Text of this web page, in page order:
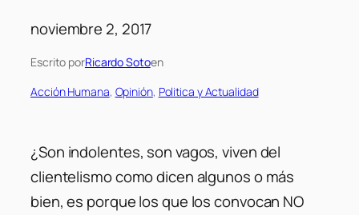
noviembre 2, 2017
Escrito porRicardo Sotoen
Acción Humana, Opinión, Politica y Actualidad
¿Son indolentes, son vagos, viven del
clientelismo como dicen algunos o más
bien, es porque los que los convocan NO